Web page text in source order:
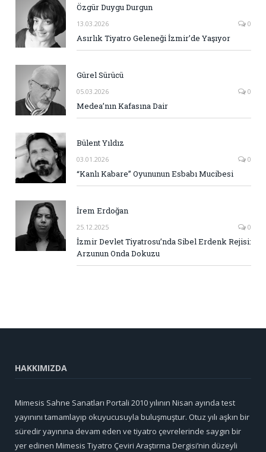
Özgür Duygu Durgun
13.03.2026 0
Asırlık Tiyatro Geleneği İzmir’de Yaşıyor
Gürel Sürücü
05.03.2026 0
Medea’nın Kafasına Dair
Bülent Yıldız
03.01.2026 0
“Kanlı Kabare” Oyununun Esbabı Mucibesi
İrem Erdoğan
25.12.2025 0
İzmir Devlet Tiyatrosu’nda Sibel Erdenk Rejisi:
Arzunun Onda Dokuzu
HAKKIMIZDA
Mimesis Sahne Sanatları Portali 2010 yılının Nisan ayında test
yayınını tamamlayıp okuyucusuyla buluşmuştur. Otuz yılı aşkın bir
süredir yayınına devam eden ve tiyatro çevrelerinde saygın bir
yer edinen Mimesis Tiyatro Çeviri Araştırma Dergisi’nin düzeyli